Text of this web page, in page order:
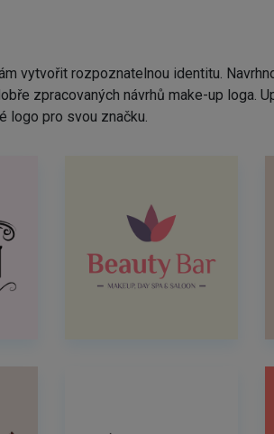
vytvořit rozpoznatelnou identitu.
zpracovaných návrhů make-up loga.
logo pro svou značku.